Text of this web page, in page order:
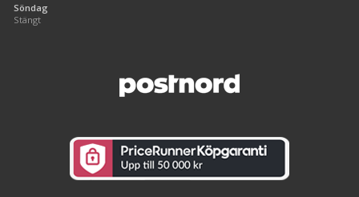
Söndag
Stängt